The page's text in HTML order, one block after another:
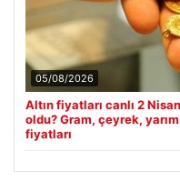
05/08/2026
Altın fiyatları canlı 2
oldu? Gram, çeyrek,
fiyatları